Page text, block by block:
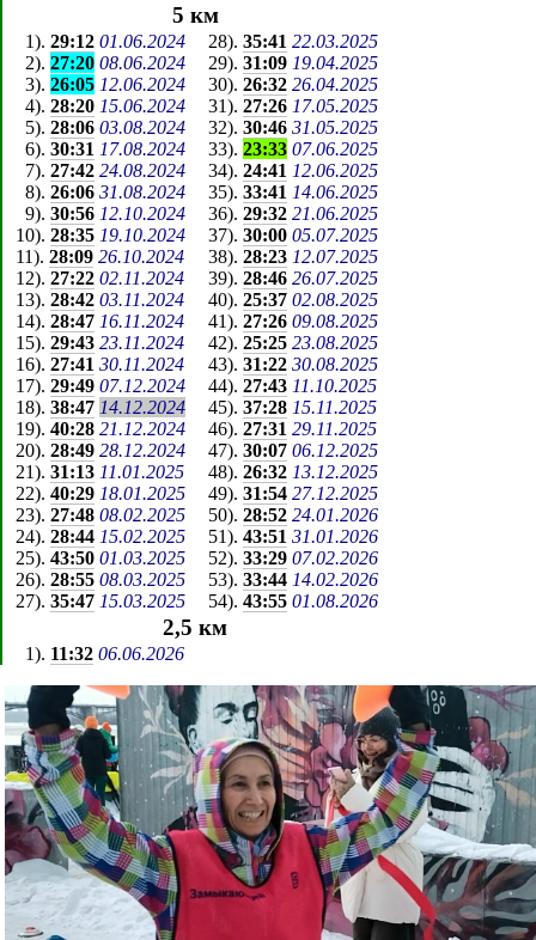
5 км
1). 29:12 01.06.2024 28). 35:41 22.03.2025
2). 27:20 08.06.2024 29). 31:09 19.04.2025
3). 26:05 12.06.2024 30). 26:32 26.04.2025
4). 28:20 15.06.2024 31). 27:26 17.05.2025
5). 28:06 03.08.2024 32). 30:46 31.05.2025
6). 30:31 17.08.2024 33). 23:33 07.06.2025
7). 27:42 24.08.2024 34). 24:41 12.06.2025
8). 26:06 31.08.2024 35). 33:41 14.06.2025
9). 30:56 12.10.2024 36). 29:32 21.06.2025
10). 28:35 19.10.2024 37). 30:00 05.07.2025
11).28:09 26.10.2024 38). 28:23 12.07.2025
12).27:22 02.11.2024 39). 28:46 26.07.2025
13).28:42 03.11.2024 40). 25:37 02.08.2025
14).28:47 16.11.2024 41). 27:26 09.08.2025
15).29:43 23.11.2024 42). 25:25 23.08.2025
16).27:41 30.11.2024 43). 31:22 30.08.2025
17). 29:49 07.12.2024 44).27:43 11.10.2025
18). 38:47 14.12.2024 45).37:28 15.11.2025
19). 40:28 21.12.2024 46).27:31 29.11.2025
20). 28:49 28.12.2024 47). 30:07 06.12.2025
21).31:13 11.01.2025 48). 26:32 13.12.2025
22). 40:29 18.01.2025 49). 31:54 27.12.2025
23). 27:48 08.02.2025 50). 28:52 24.01.2026
24). 28:44 15.02.2025 51). 43:51 31.01.2026
25). 43:50 01.03.2025 52). 33:29 07.02.2026
26). 28:55 08.03.2025 53). 33:44 14.02.2026
27). 35:47 15.03.2025 54). 43:55 01.08.2026
2,5 км
1). 11:32 06.06.2026